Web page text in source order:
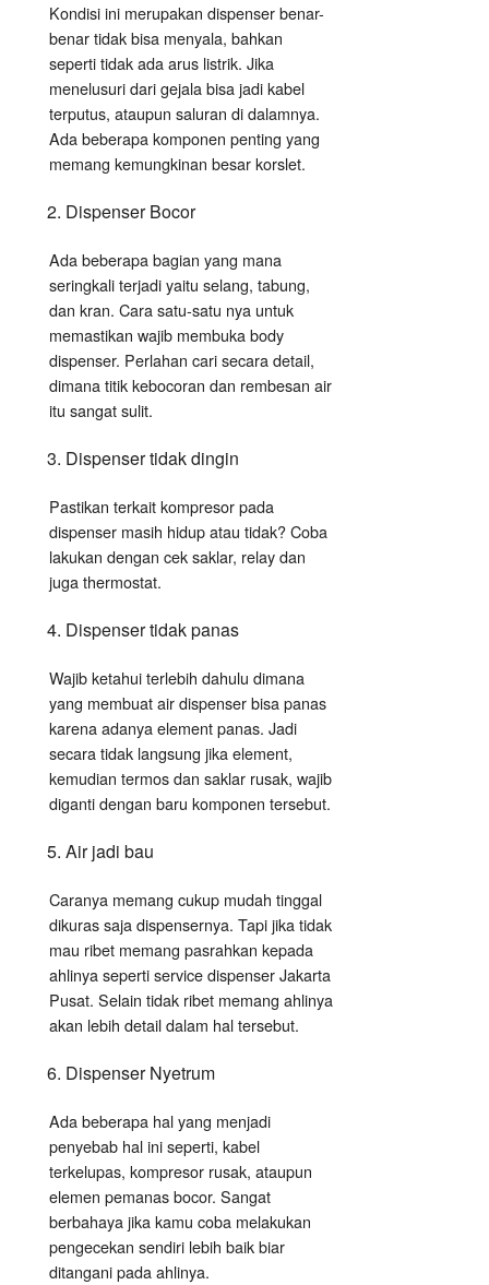
Kondisi ini merupakan dispenser benar-
benar tidak bisa menyala, bahkan
seperti tidak ada arus listrik. Jika
menelusuri dari gejala bisa jadi kabel
terputus, ataupun saluran di dalamnya.
Ada beberapa komponen penting yang
memang kemungkinan besar korslet.
Dispenser Bocor
Ada beberapa bagian yang mana
seringkali terjadi yaitu selang, tabung,
dan kran. Cara satu-satu nya untuk
memastikan wajib membuka body
dispenser. Perlahan cari secara detail,
dimana titik kebocoran dan rembesan air
itu sangat sulit.
Dispenser tidak dingin
Pastikan terkait kompresor pada
dispenser masih hidup atau tidak? Coba
lakukan dengan cek saklar, relay dan
juga thermostat.
Dispenser tidak panas
Wajib ketahui terlebih dahulu dimana
yang membuat air dispenser bisa panas
karena adanya element panas. Jadi
secara tidak langsung jika element,
kemudian termos dan saklar rusak, wajib
diganti dengan baru komponen tersebut.
Air jadi bau
Caranya memang cukup mudah tinggal
dikuras saja dispensernya. Tapi jika tidak
mau ribet memang pasrahkan kepada
ahlinya seperti service dispenser Jakarta
Pusat. Selain tidak ribet memang ahlinya
akan lebih detail dalam hal tersebut.
Dispenser Nyetrum
Ada beberapa hal yang menjadi
penyebab hal ini seperti, kabel
terkelupas, kompresor rusak, ataupun
elemen pemanas bocor. Sangat
berbahaya jika kamu coba melakukan
pengecekan sendiri lebih baik biar
ditangani pada ahlinya.